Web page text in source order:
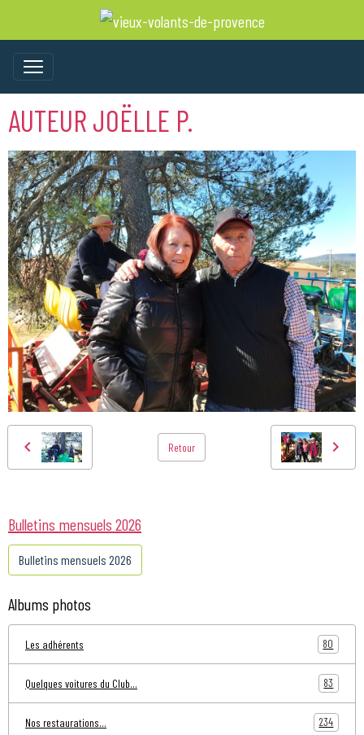
AUTEUR JOËLLE P.
Retour
Bulletins mensuels 2026
Bulletins mensuels 2026
Albums photos
Les adhérents 80
Quelques voitures du Club... 83
Nos restaurations... 234